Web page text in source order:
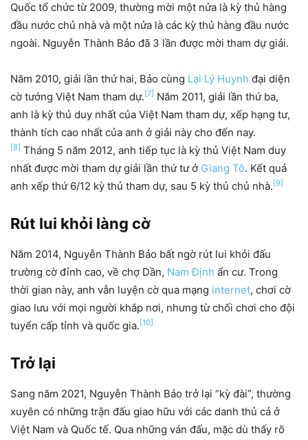
Quốc tổ chức từ 2009, thường mời một nửa là kỳ thủ hàng
đầu nước chủ nhà và một nửa là các kỳ thủ hàng đầu nước
ngoài. Nguyễn Thành Bảo đã 3 lần được mời tham dự giải.
Năm 2010, giải lần thứ hai, Bảo cùng Lại Lý Huynh đại diện
cờ tướng Việt Nam tham dự. [7] Năm 2011, giải lần thứ ba,
anh là kỳ thủ duy nhất của Việt Nam tham dự, xếp hạng tư,
thành tích cao nhất của anh ở giải này cho đến nay.
[8] Tháng 5 năm 2012, anh tiếp tục là kỳ thủ Việt Nam duy
nhất được mời tham dự giải lần thứ tư ở Giang Tô. Kết quả
anh xếp thứ 6/12 kỳ thủ tham dự, sau 5 kỳ thủ chủ nhà. [9]
Rút lui khỏi làng cờ
Năm 2014, Nguyễn Thành Bảo bất ngờ rút lui khỏi đấu
trường cờ đỉnh cao, về chợ Dần, Nam Định ẩn cư. Trong
thời gian này, anh vẫn luyện cờ qua mạng internet, chơi cờ
giao lưu với mọi người khắp nơi, nhưng từ chối chơi cho đội
tuyển cấp tỉnh và quốc gia. [10]
Trở lại
Sang năm 2021, Nguyễn Thành Bảo trở lại “kỳ đài”, thường
xuyên có những trận đấu giao hữu với các danh thủ cả ở
Việt Nam và Quốc tế. Qua những ván đấu, mặc dù thấy rõ